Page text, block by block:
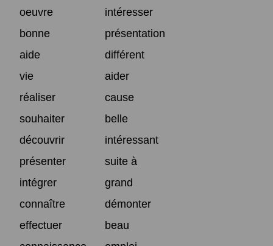
oeuvre
intéresser
bonne
présentation
aide
différent
vie
aider
réaliser
cause
souhaiter
belle
découvrir
intéressant
présenter
suite à
intégrer
grand
connaître
démonter
effectuer
beau